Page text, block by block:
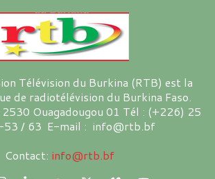
Télévision du Burkina (RTB) est la
de radiotélévision du Burkina Faso.
2530 Ouagadougou 01 Tél : (+226) 25
/ 63 E-mail : info@rtb.bf
Contact: info@rtb.bf